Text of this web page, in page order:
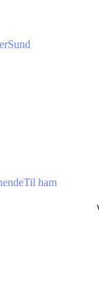
Sund
Til ham